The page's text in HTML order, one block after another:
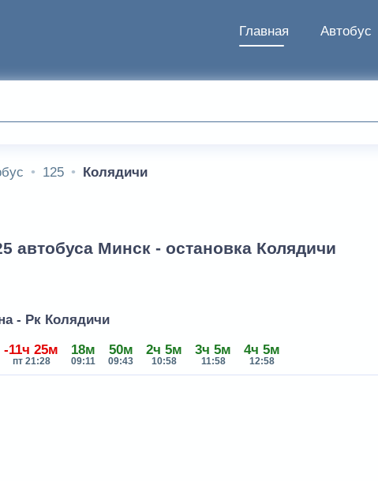
Главная Автобус
125 Колядичи
автобуса Минск - остановка Колядичи
- Рк Колядичи
-11ч 25м
пт 21:28
18м
09:11
50м
09:43
2ч 5м
10:58
3ч 5м
11:58
4ч 5м
12:58